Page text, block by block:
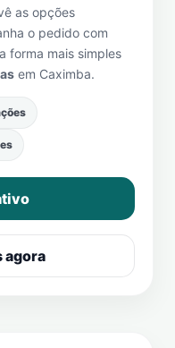
as opções
o pedido com
forma mais simples
em Caximba.
agora